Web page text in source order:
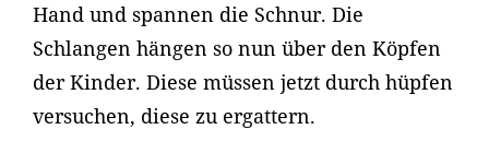
Hand und spannen die Schnur. Die
Schlangen hängen so nun über den Köpfen
der Kinder. Diese müssen jetzt durch hüpfen
versuchen, diese zu ergattern.